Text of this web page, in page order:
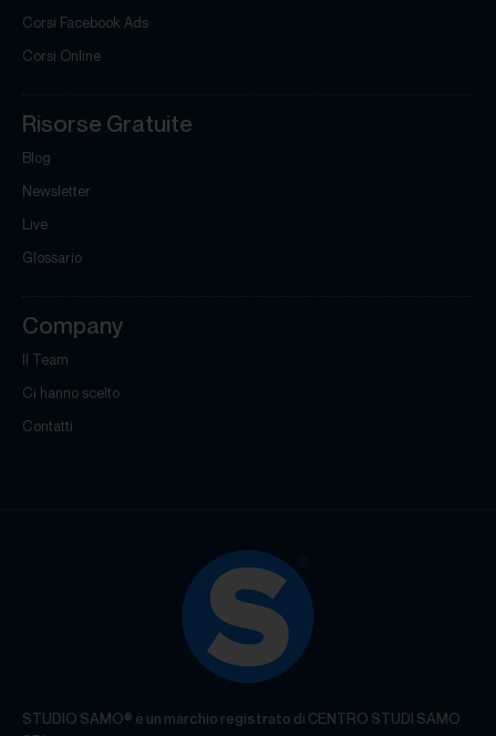
Corsi Facebook Ads
Corsi Online
Risorse Gratuite
Blog
Newsletter
Live
Glossario
Company
Il Team
Ci hanno scelto
Contatti
STUDIO SAMO® è un marchio registrato di CENTRO STUDI SAMO